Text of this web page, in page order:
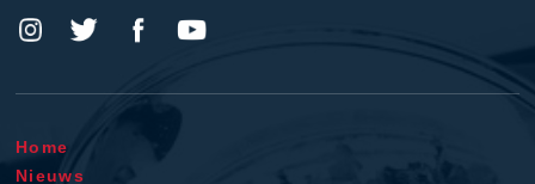
Home
Nieuws